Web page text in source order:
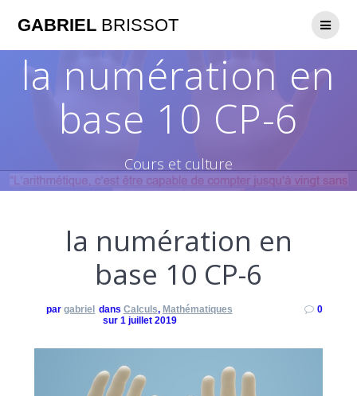
GABRIEL BRISSOT
la numération en
base 10 CP-6
Cours et culture
la numération en
base 10 CP-6
pargabriel dans Calculs, Mathématiques
sur 1 juillet 2019
0